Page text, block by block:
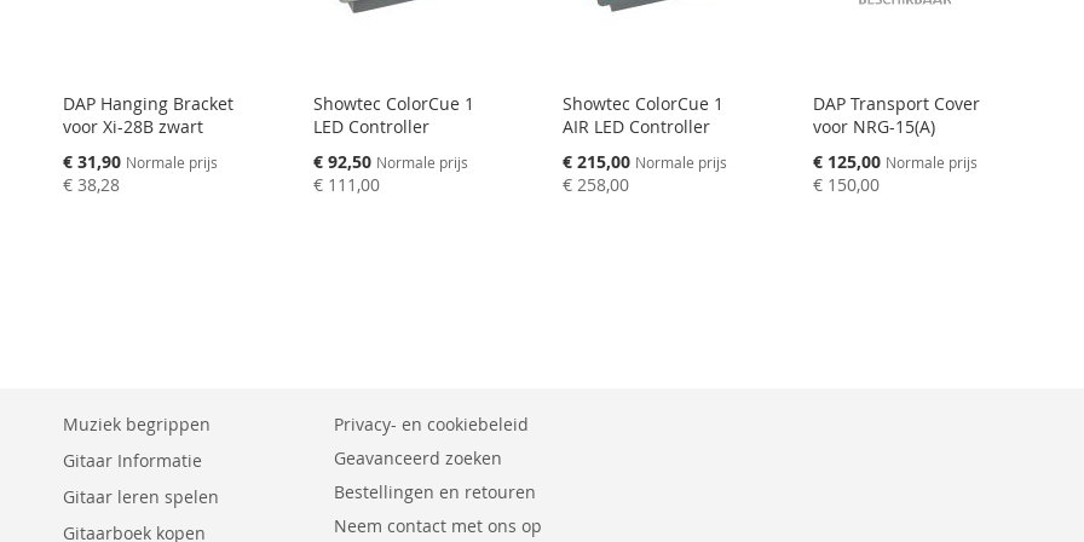
DAP Hanging Bracket
voor Xi-28B zwart
Speciale
prijs
€ 31,90 Normale prijs
€ 38,28
Showtec ColorCue 1
LED Controller
Speciale
prijs
€ 92,50 Normale prijs
€ 111,00
Showtec ColorCue 1
AIR LED Controller
Speciale
prijs
€ 215,00 Normale prijs
€ 258,00
DAP Transport Cover
voor NRG-15(A)
Speciale
prijs
€ 125,00 Normale prijs
€ 150,00
Muziek begrippen
Gitaar Informatie
Gitaar leren spelen
Gitaarboek kopen
Privacy- en cookiebeleid
Geavanceerd zoeken
Bestellingen en retouren
Neem contact met ons op